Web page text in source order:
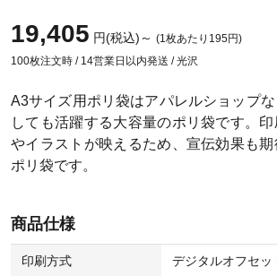
19,405 円(税込)～ (1枚あたり195円)
100枚注文時 / 14営業日以内発送 / 光沢
A3サイズ用ポリ袋はアパレルショップ
しても活躍する大容量のポリ袋です。
やイラストが映えるため、宣伝効果も
ポリ袋です。
商品仕様
印刷方式 デジタルオフセッ